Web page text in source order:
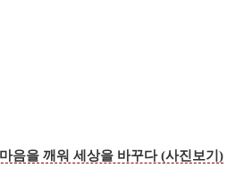
음을 깨워 세상을 바꾸다 (사진보기)